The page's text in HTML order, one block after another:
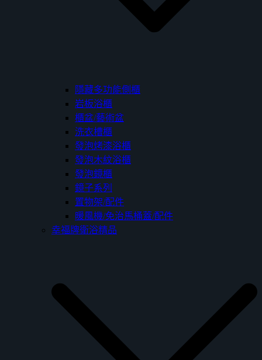
隱藏多功能側櫃
岩板浴櫃
櫃盆/藝術盆
洗衣槽櫃
發泡烤漆浴櫃
發泡木紋浴櫃
發泡鏡櫃
鏡子系列
置物架/配件
暖風機/免治馬桶蓋/配件
幸福牌衛浴精品